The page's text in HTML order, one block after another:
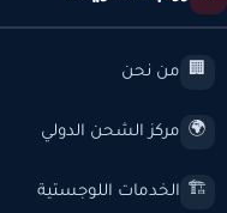
🏢 من نحن
🌍 مركز الشحن الدولي
🏗️ الخدمات اللوجستية